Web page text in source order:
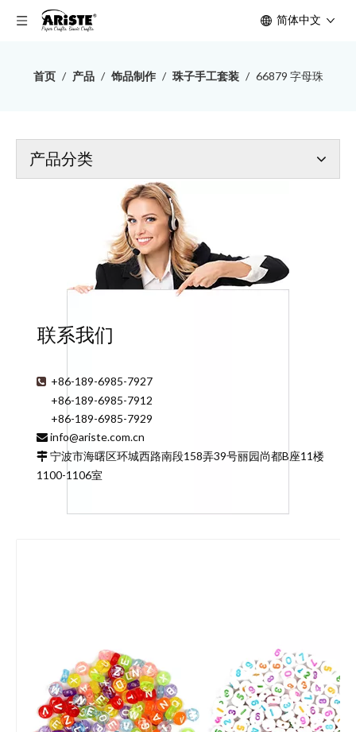
简体中文
首页 / 产品 / 饰品制作 / 珠子手工套装 / 66879 字母珠
产品分类
联系我们
 +86-189-6985-7927
+86-189-6985-7912
+86-189-6985-7929
 info@ariste.com.cn
 宁波市海曙区环城西路南段158弄39号丽园尚都B座11楼
1100-1106室